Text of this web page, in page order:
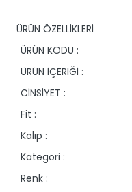
ÜRÜN ÖZELLİKLERİ
ÜRÜN KODU :
ÜRÜN İÇERİĞİ :
CİNSİYET :
Fit :
Kalıp :
Kategori :
Renk :